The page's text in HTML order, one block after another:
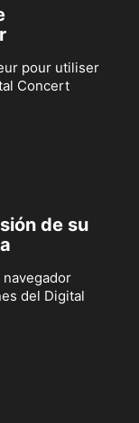
pour utiliser
Concert
de su
del Digital